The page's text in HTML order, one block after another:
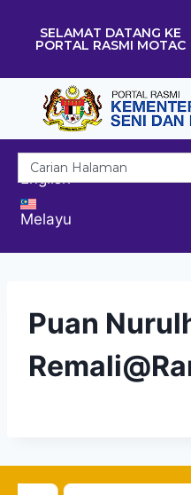
SELAMAT DATANG KE
PORTAL RASMI MOTAC
English
Melayu
Puan